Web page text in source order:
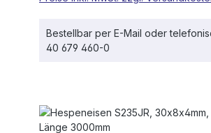
Bestellbar per E-Mail oder
40 679 460-0